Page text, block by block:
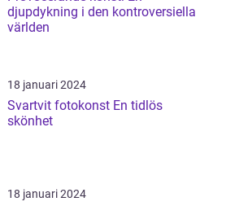
djupdykning i den kontroversiella
världen
18 januari 2024
Svartvit fotokonst En tidlös
skönhet
18 januari 2024